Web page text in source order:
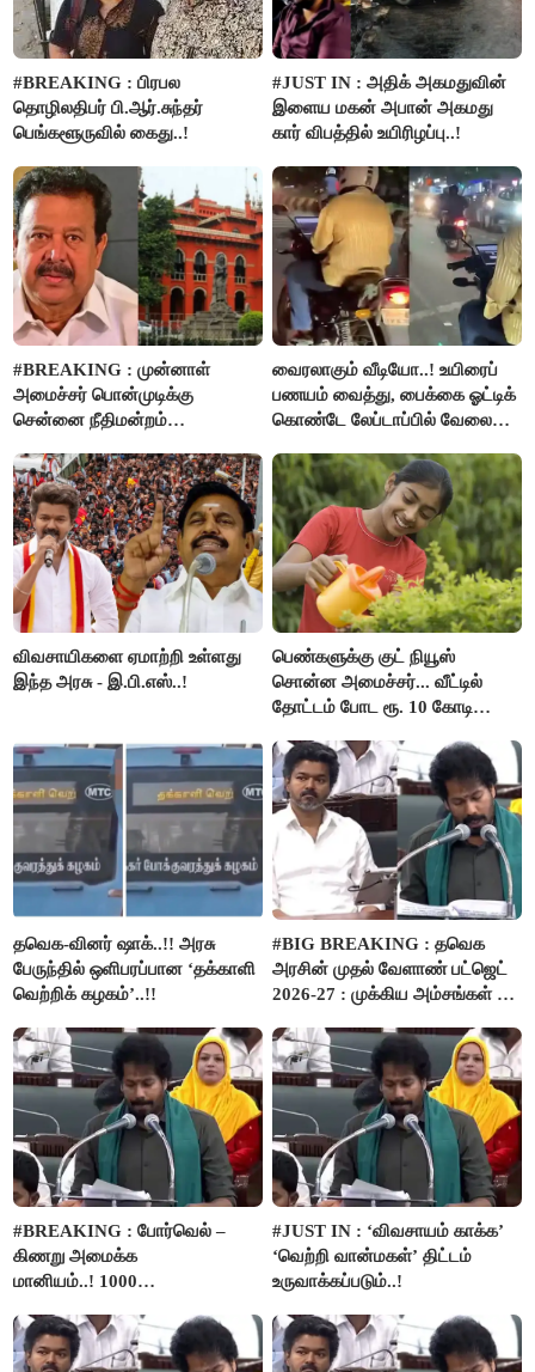
#BREAKING : பிரபல
தொழிலதிபர் பி.ஆர்.சுந்தர்
பெங்களூருவில் கைது..!
#JUST IN : அதிக் அகமதுவின்
இளைய மகன் அபான் அகமது
கார் விபத்தில் உயிரிழப்பு..!
#BREAKING : முன்னாள்
அமைச்சர் பொன்முடிக்கு
சென்னை நீதிமன்றம்
வைரலாகும் வீடியோ..! உயிரைப்
பணயம் வைத்து, பைக்கை ஓட்டிக்
கொண்டே லேப்டாப்பில் வேலை
விவசாயிகளை ஏமாற்றி உள்ளது
இந்த அரசு - இ.பி.எஸ்..!
பெண்களுக்கு குட் நியூஸ்
சொன்ன அமைச்சர்... வீட்டில்
தோட்டம் போட ரூ. 10 கோடி
தவெக-வினர் ஷாக்..!! அரசு
பேருந்தில் ஒளிபரப்பான ‘தக்காளி
வெற்றிக் கழகம்’..!!
#BIG BREAKING : தவெக
அரசின் முதல் வேளாண் பட்ஜெட்
2026-27 : முக்கிய அம்சங்கள் ஓர்
#BREAKING : போர்வெல் –
கிணறு அமைக்க
மானியம்..! 1000
பம்புசெட் வழங்கப்படும்..!
#JUST IN : ‘விவசாயம் காக்க’
‘வெற்றி வான்மகள்’ திட்டம்
உருவாக்கப்படும்..!